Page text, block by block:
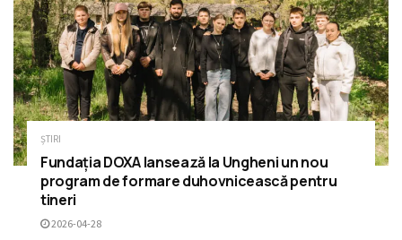
ȘTIRI
Fundația DOXA lansează la Ungheni un nou
program de formare duhovnicească pentru
tineri
2026-04-28